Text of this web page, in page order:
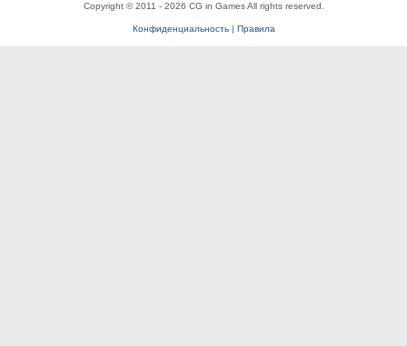
Copyright © 2011 - 2026 CG in Games All rights reserved.
Конфиденциальность| Правила